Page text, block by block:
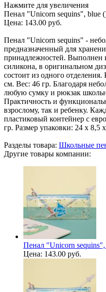
Нажмите для увеличения
Пенал "Unicorn sequins", blue
Цена: 143.00 руб.
Пенал "Unicorn sequins" -
предназначенный для
принадлежностей. Выполнен
силикона, в оригинальном
состоит из одного
см. Вес: 46 гр. Благодаря
любую сумку и рюкзак
Практичность и
взрослому, так и ребенку.
пластиковый контейнер с
гр. Размер упаковки: 24 х 8,5
Разделы товара: Школьные
Другие товары компании:
Пенал "Unicorn sequins",
Цена: 143.00 руб.